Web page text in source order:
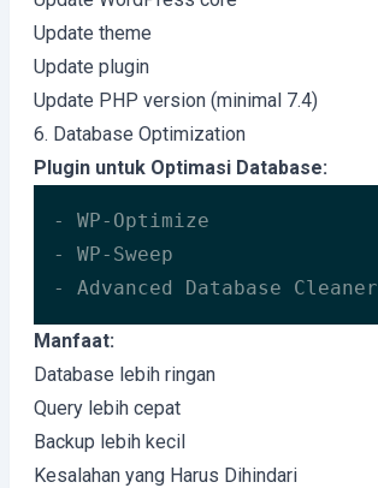
Update theme
Update plugin
Update PHP version (minimal 7.4)
6. Database Optimization
Plugin untuk Optimasi Database:
- WP-Optimize
- WP-Sweep
- Advanced Database Cleaner
Manfaat:
Database lebih ringan
Query lebih cepat
Backup lebih kecil
Kesalahan yang Harus Dihindari